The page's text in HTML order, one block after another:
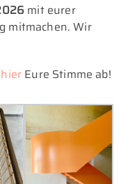
mit eurer
mitmachen. Wir
hier Eure Stimme ab!